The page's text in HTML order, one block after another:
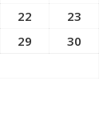
22
23
29
30